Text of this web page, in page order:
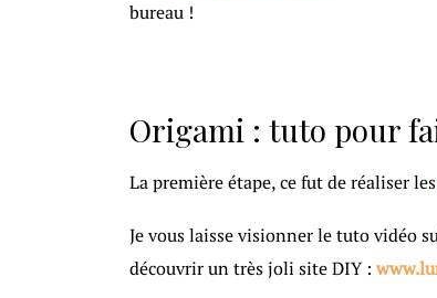
bureau !
Origami : tuto pour
La première étape, ce fut de réaliser les
Je vous laisse visionner le tuto vidéo
découvrir un très joli site DIY :